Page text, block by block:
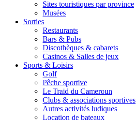
Sites touristiques par province
Musées
Sorties
Restaurants
Bars & Pubs
Discothèques & cabarets
Casinos & Salles de jeux
Sports & Loisirs
Golf
Pêche sportive
Le Traid du Cameroun
Clubs & associations sportives
Autres activités ludiques
Location de bateaux